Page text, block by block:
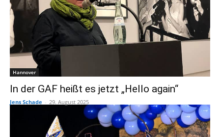
Hannover
In der GAF heißt es jetzt „Hello again“
Jens Schade - 29. August 2025